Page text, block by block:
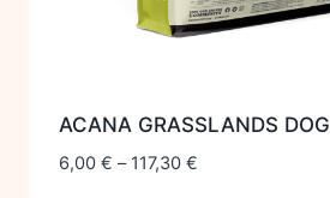
ACANA GRASSLANDS DOG
6,00 € – 117,30 €